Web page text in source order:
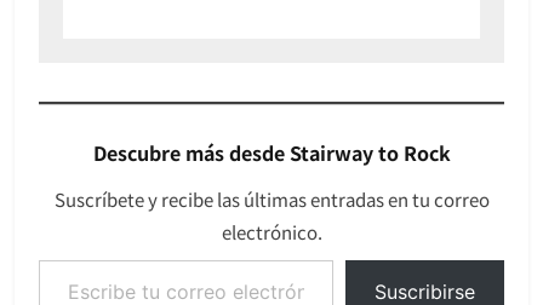
Descubre más desde Stairway to Rock
Suscríbete y recibe las últimas entradas en tu correo
electrónico.
Escribe tu correo electrónico…
Suscribirse